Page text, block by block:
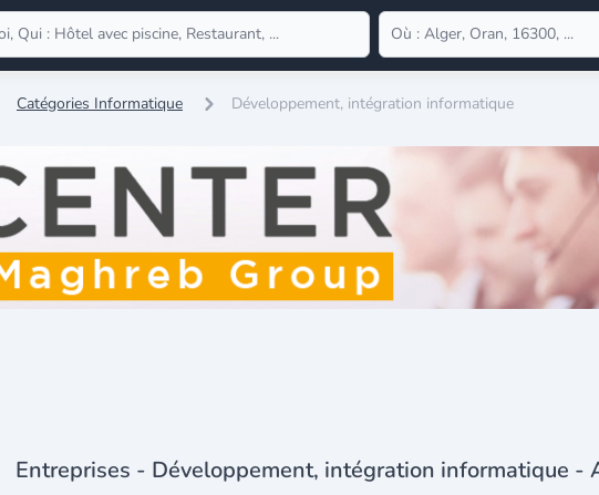
Catégories Informatique Développement, intégration informatique
Entreprises - Développement, intégration informatique -